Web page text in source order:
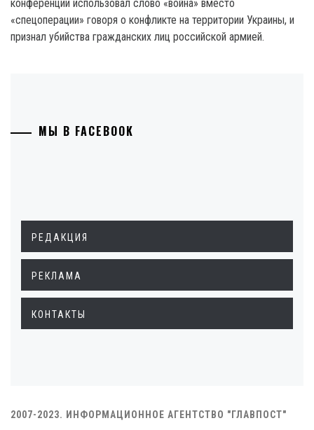
конференции использовал слово «война» вместо
«спецоперации» говоря о конфликте на территории Украины, и
признал убийства гражданских лиц российской армией.
МЫ В FACEBOOK
РЕДАКЦИЯ
РЕКЛАМА
КОНТАКТЫ
2007-2023. ИНФОРМАЦИОННОЕ АГЕНТСТВО "ГЛАВПОСТ"